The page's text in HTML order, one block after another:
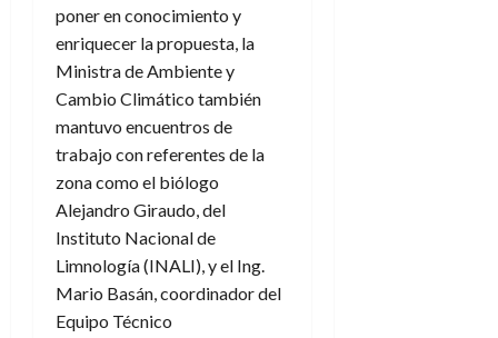
poner en conocimiento y
enriquecer la propuesta, la
Ministra de Ambiente y
Cambio Climático también
mantuvo encuentros de
trabajo con referentes de la
zona como el biólogo
Alejandro Giraudo, del
Instituto Nacional de
Limnología (INALI), y el Ing.
Mario Basán, coordinador del
Equipo Técnico